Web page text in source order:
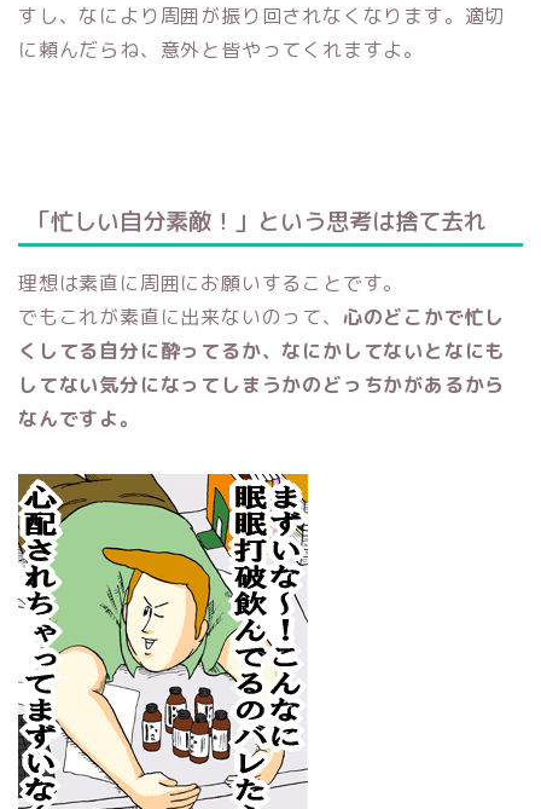
すし、なにより周囲が振り回されなくなります。適切
に頼んだらね、意外と皆やってくれますよ。
「忙しい自分素敵！」という思考は捨て去れ
理想は素直に周囲にお願いすることです。
でもこれが素直に出来ないのって、 心のどこかで忙し
くしてる自分に酔ってるか、なにかしてないとなにも
してない気分になってしまうかのどっちかがあるから
なんですよ。